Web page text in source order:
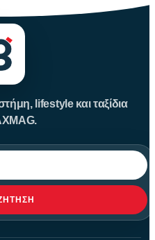
lifestyle και ταξίδια